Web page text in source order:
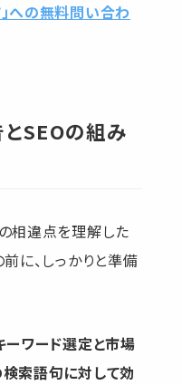
への無料問い合わ
とSEOの組み
相違点を理解した
に、しっかりと準備
ワード選定と市場
索語句に対して効